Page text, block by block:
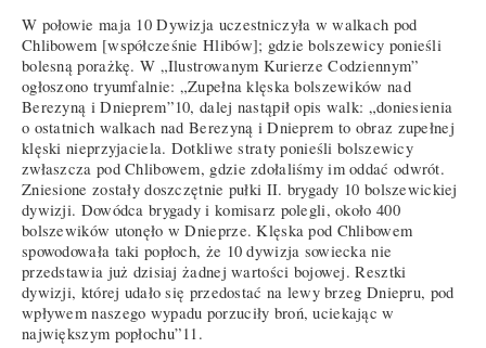
W połowie maja 10 Dywizja uczestniczyła w walkach pod
Chlibowem [współcześnie Hlibów]; gdzie bolszewicy ponieśli
bolesną porażkę. W „Ilustrowanym Kurierze Codziennym”
ogłoszono tryumfalnie: „Zupełna klęska bolszewików nad
Berezyną i Dnieprem”10, dalej nastąpił opis walk: „doniesienia
o ostatnich walkach nad Berezyną i Dnieprem to obraz zupełnej
klęski nieprzyjaciela. Dotkliwe straty ponieśli bolszewicy
zwłaszcza pod Chlibowem, gdzie zdołaliśmy im oddać odwrót.
Zniesione zostały doszczętnie pułki II. brygady 10 bolszewickiej
dywizji. Dowódca brygady i komisarz polegli, około 400
bolszewików utonęło w Dnieprze. Klęska pod Chlibowem
spowodowała taki popłoch, że 10 dywizja sowiecka nie
przedstawia już dzisiaj żadnej wartości bojowej. Resztki
dywizji, której udało się przedostać na lewy brzeg Dniepru, pod
wpływem naszego wypadu porzuciły broń, uciekając w
największym popłochu”11.